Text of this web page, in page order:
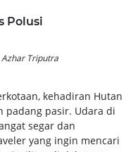
Polusi
Triputra
kehadiran Hutan
padang pasir. Udara di
segar dan
yang ingin mencari